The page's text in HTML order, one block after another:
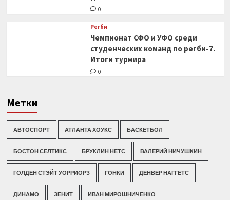
0
Регби
Чемпионат СФО и УФО среди
студенческих команд по регби-7.
Итоги турнира
0
Метки
АВТОСПОРТ АТЛАНТА ХОУКС БАСКЕТБОЛ
БОСТОН СЕЛТИКС БРУКЛИН НЕТС ВАЛЕРИЙ НИЧУШКИН
ГОЛДЕН СТЭЙТ УОРРИОРЗ ГОНКИ ДЕНВЕР НАГГЕТС
ДИНАМО ЗЕНИТ ИВАН МИРОШНИЧЕНКО